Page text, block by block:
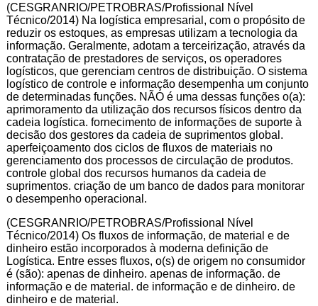
(CESGRANRIO/PETROBRAS/Profissional Nível
Técnico/2014) Na logística empresarial, com o propósito de
reduzir os estoques, as empresas utilizam a tecnologia da
informação. Geralmente, adotam a terceirização, através da
contratação de prestadores de serviços, os operadores
logísticos, que gerenciam centros de distribuição. O sistema
logístico de controle e informação desempenha um conjunto
de determinadas funções. NÃO é uma dessas funções o(a):
aprimoramento da utilização dos recursos físicos dentro da
cadeia logística. fornecimento de informações de suporte à
decisão dos gestores da cadeia de suprimentos global.
aperfeiçoamento dos ciclos de fluxos de materiais no
gerenciamento dos processos de circulação de produtos.
controle global dos recursos humanos da cadeia de
suprimentos. criação de um banco de dados para monitorar
o desempenho operacional.
(CESGRANRIO/PETROBRAS/Profissional Nível
Técnico/2014) Os fluxos de informação, de material e de
dinheiro estão incorporados à moderna definição de
Logística. Entre esses fluxos, o(s) de origem no consumidor
é (são): apenas de dinheiro. apenas de informação. de
informação e de material. de informação e de dinheiro. de
dinheiro e de material.